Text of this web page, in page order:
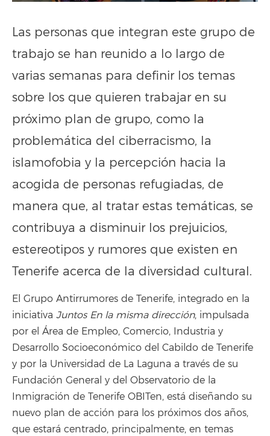
Las personas que integran este grupo de
trabajo se han reunido a lo largo de
varias semanas para definir los temas
sobre los que quieren trabajar en su
próximo plan de grupo, como la
problemática del ciberracismo, la
islamofobia y la percepción hacia la
acogida de personas refugiadas, de
manera que, al tratar estas temáticas, se
contribuya a disminuir los prejuicios,
estereotipos y rumores que existen en
Tenerife acerca de la diversidad cultural.
El Grupo Antirrumores de Tenerife, integrado en la
iniciativa Juntos En la misma dirección, impulsada
por el Área de Empleo, Comercio, Industria y
Desarrollo Socioeconómico del Cabildo de Tenerife
y por la Universidad de La Laguna a través de su
Fundación General y del Observatorio de la
Inmigración de Tenerife OBITen, está diseñando su
nuevo plan de acción para los próximos dos años,
que estará centrado, principalmente, en temas